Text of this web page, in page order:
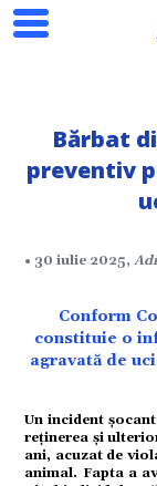
Bărbat
preventiv
• 30 iulie 2025,
Conform
constituie o
agravată de
Un incident
reținerea și
ani, acuzat de
animal. Fapta a